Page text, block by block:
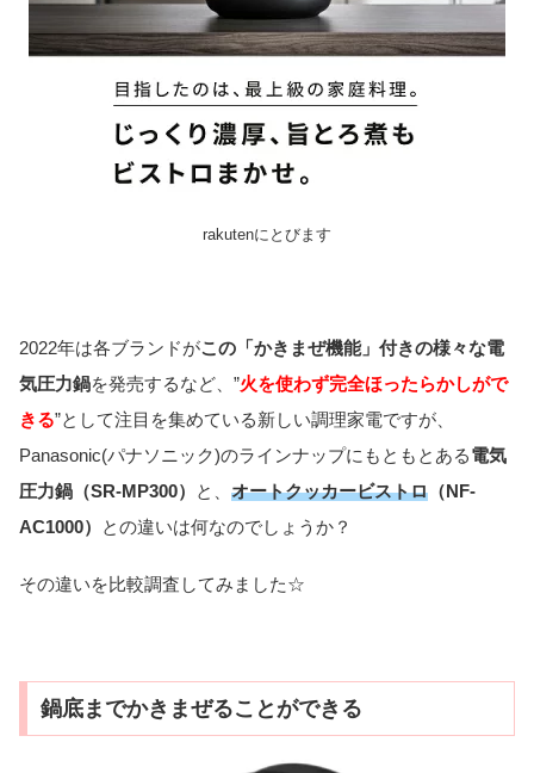
rakutenにとびます
2022年は各ブランドがこの「かきまぜ機能」付きの様々な電
気圧力鍋を発売するなど、”火を使わず完全ほったらかしがで
きる”として注目を集めている新しい調理家電ですが、
Panasonic(パナソニック)のラインナップにもともとある電気
圧力鍋（SR-MP300）
と、 オートクッカービストロ （NF-
AC1000）
との違いは何なのでしょうか？
その違いを比較調査してみました☆
鍋底までかきまぜることができる